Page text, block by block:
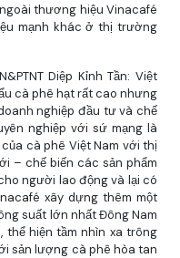
thương hiệu Vinacafé
mạnh khác ở thị trường
Diệp Kỉnh Tần: Việt
cà phê hạt rất cao nhưng
nghiệp đầu tư và chế
nghiệp với sứ mạng là
cà phê Việt Nam với thị
– chế biến các sản phẩm
người lao động và lại có
xây dựng thêm một
suất lớn nhất Đông Nam
hiện tầm nhìn xa trông
sản lượng cà phê hòa tan